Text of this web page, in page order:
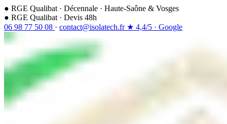
● RGE Qualibat · Décennale · Haute-Saône & Vosges
● RGE Qualibat · Devis 48h
06 98 77 50 08 · contact@isolatech.fr ★ 4,4/5 · Google